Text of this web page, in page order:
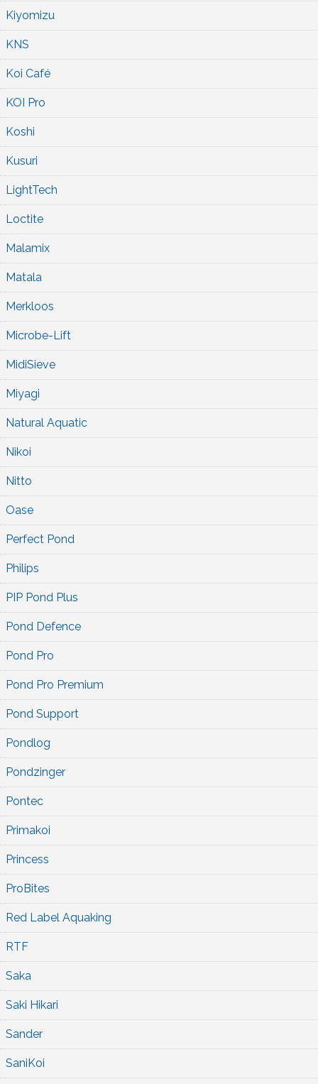
Kiyomizu
KNS
Koi Café
KOI Pro
Koshi
Kusuri
LightTech
Loctite
Malamix
Matala
Merkloos
Microbe-Lift
MidiSieve
Miyagi
Natural Aquatic
Nikoi
Nitto
Oase
Perfect Pond
Philips
PIP Pond Plus
Pond Defence
Pond Pro
Pond Pro Premium
Pond Support
Pondlog
Pondzinger
Pontec
Primakoi
Princess
ProBites
Red Label Aquaking
RTF
Saka
Saki Hikari
Sander
SaniKoi